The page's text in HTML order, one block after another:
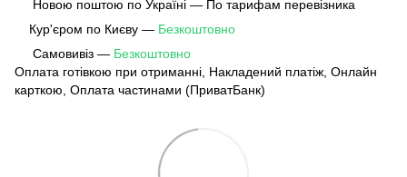
Новою поштою по Україні — По тарифам перевізника
Кур'єром по Києву — Безкоштовно
Самовивіз — Безкоштовно
Оплата готівкою при отриманні, Накладений платіж, Онлайн
карткою, Оплата частинами (ПриватБанк)